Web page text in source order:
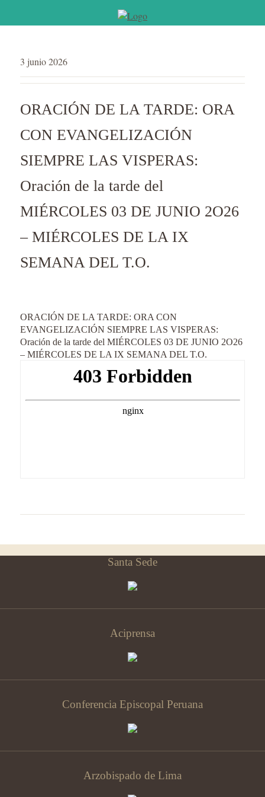
3 junio 2026
ORACIÓN DE LA TARDE: ORA
CON EVANGELIZACIÓN
SIEMPRE LAS VISPERAS:
Oración de la tarde del
MIÉRCOLES 03 DE JUNIO 2O26
– MIÉRCOLES DE LA IX
SEMANA DEL T.O.
ORACIÓN DE LA TARDE: ORA CON
EVANGELIZACIÓN SIEMPRE LAS VISPERAS:
Oración de la tarde del MIÉRCOLES 03 DE JUNIO 2O26
– MIÉRCOLES DE LA IX SEMANA DEL T.O.
Santa Sede
Aciprensa
Conferencia Episcopal Peruana
Arzobispado de Lima